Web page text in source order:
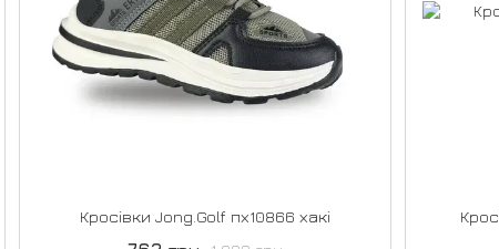
Кросівки Jong.Golf пх10866 хакі